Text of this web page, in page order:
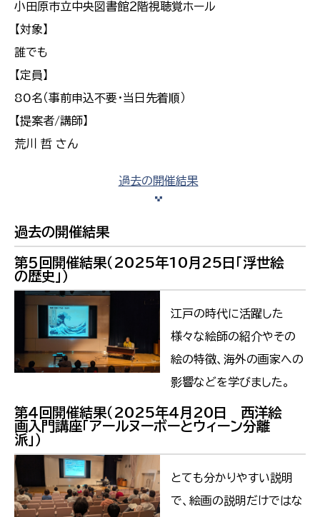
小田原市立中央図書館２階視聴覚ホール
【対象】
誰でも
【定員】
80名（事前申込不要・当日先着順）
【提案者/講師】
荒川 哲 さん
過去の開催結果
過去の開催結果
第５回開催結果（2025年10月25日「浮世絵
の歴史」）
江戸の時代に活躍した
様々な絵師の紹介やその
絵の特徴、海外の画家への
影響などを学びました。
第４回開催結果（2025年４月20日 西洋絵
画入門講座「アールヌーボーとウィーン分離
派」）
とても分かりやすい説明
で、絵画の説明だけではな